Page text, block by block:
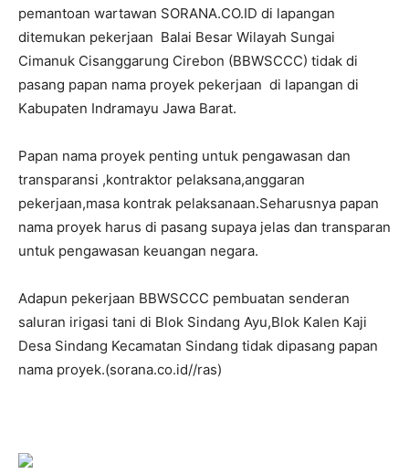
pemantoan wartawan SORANA.CO.ID di lapangan
ditemukan pekerjaan Balai Besar Wilayah Sungai
Cimanuk Cisanggarung Cirebon (BBWSCCC) tidak di
pasang papan nama proyek pekerjaan di lapangan di
Kabupaten Indramayu Jawa Barat.
Papan nama proyek penting untuk pengawasan dan
transparansi ,kontraktor pelaksana,anggaran
pekerjaan,masa kontrak pelaksanaan.Seharusnya papan
nama proyek harus di pasang supaya jelas dan transparan
untuk pengawasan keuangan negara.
Adapun pekerjaan BBWSCCC pembuatan senderan
saluran irigasi tani di Blok Sindang Ayu,Blok Kalen Kaji
Desa Sindang Kecamatan Sindang tidak dipasang papan
nama proyek.(sorana.co.id//ras)